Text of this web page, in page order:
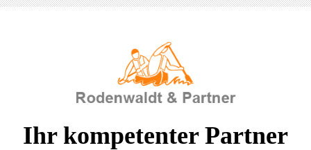
Ihr kompetenter Partner